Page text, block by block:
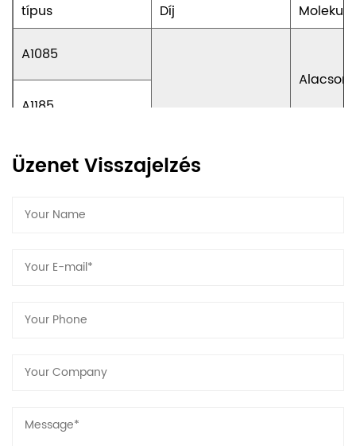
típus Díj
A1085
Alacsony
A1185
A1225
A1335
A1445
A1545
A1655
B056
Üzenet Visszajelzés